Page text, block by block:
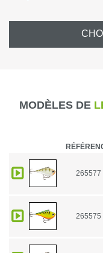
MODÈLES DE
265577
265575